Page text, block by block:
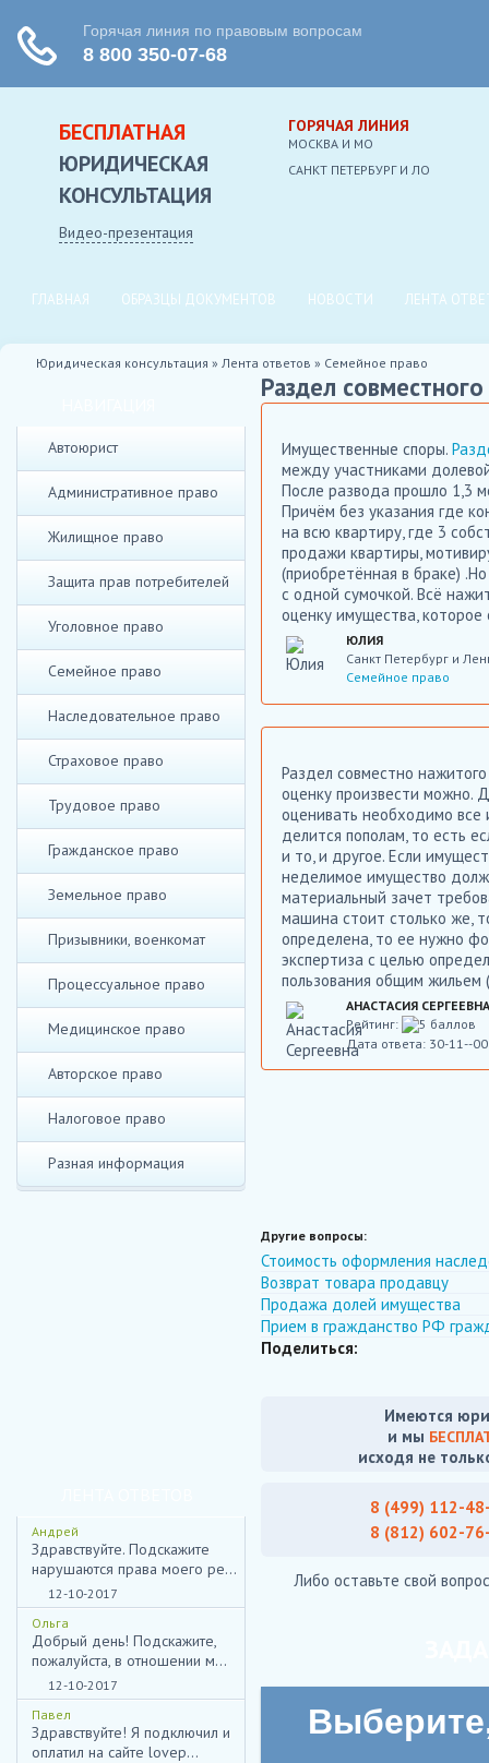
БЕСПЛАТНАЯ
ЮРИДИЧЕСКАЯ
КОНСУЛЬТАЦИЯ
Видео-презентация
ГОРЯЧАЯ ЛИНИЯ
МОСКВА И МО
CАНКТ ПЕТЕРБУРГ И ЛО
ГЛАВНАЯ ОБРАЗЦЫ ДОКУМЕНТОВ НОВОСТИ ЛЕНТА
Юридическая консультация » Лента ответов » Семейное право
Автоюрист
Административное право
Жилищное право
Защита прав потребителей
Уголовное право
Семейное право
Наследовательное право
Страховое право
Трудовое право
Гражданское право
Земельное право
Призывники, военкомат
Процессуальное право
Медицинское право
Авторское право
Налоговое право
Разная информация
Андрей
Здравствуйте. Подскажите
нарушаются права моего ре...
12-10-2017
Ольга
Добрый день! Подскажите,
пожалуйста, в отношении м...
12-10-2017
Павел
Здравствуйте! Я подключил и
оплатил на сайте lovep...
Раздел
Имущественные споры.
между участниками
После развода прошло 1,3
Причём без указания где
на всю квартиру, где 3
продажи квартиры,
(приобретённая в браке)
с одной сумочкой. Всё
оценку имущества,
ЮЛИЯ
Санкт Петербург и
Семейное право
Раздел совместно
оценку произвести можно.
оценивать необходимо все
делится пополам, то есть
и то, и другое. Если
неделимое имущество
материальный зачет
машина стоит столько же,
определена, то ее нужно
экспертиза с целью
пользования общим жильем
АНАСТАСИЯ СЕРГЕЕВНА
Рейтинг:
Дата ответа: 30-11--
Другие вопросы:
Стоимость оформления
Возврат товара продавцу
Продажа долей имущества
Прием в гражданство РФ
Поделиться:
Имеются
и мы
исходя не
8 (499) 112-
8 (812) 602-
Либо оставьте свой